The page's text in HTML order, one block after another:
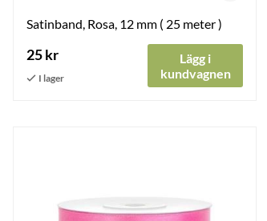
Satinband, Rosa, 12 mm ( 25 meter )
25 kr
Lägg i
kundvagnen